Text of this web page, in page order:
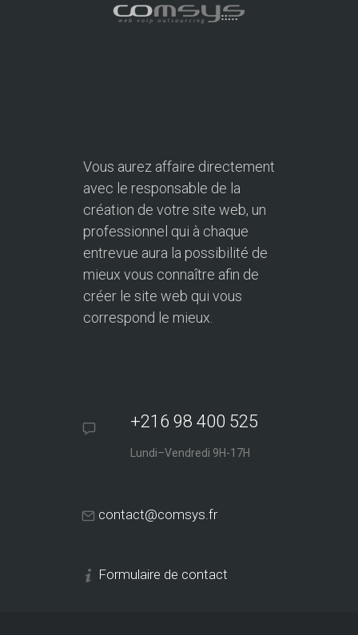
Vous aurez affaire directement
avec le responsable de la
création de votre site web, un
professionnel qui à chaque
entrevue aura la possibilité de
mieux vous connaître afin de
créer le site web qui vous
correspond le mieux.
+216 98 400 525
Lundi–Vendredi 9H-17H
contact@comsys.fr
Formulaire de contact